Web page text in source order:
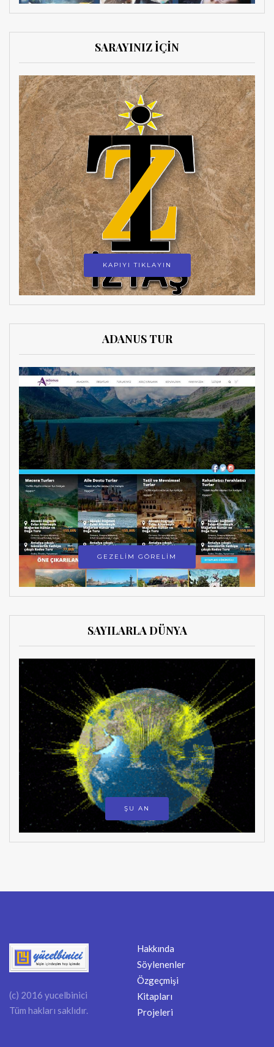
SARAYINIZ İÇİN
KAPIYI TIKLAYIN
ADANUS TUR
GEZELİM GÖRELİM
SAYILARLA DÜNYA
ŞU AN
(c) 2016 yucelbinici
Tüm hakları saklıdır.
Hakkında
Söylenenler
Özgeçmişi
Kitapları
Projeleri